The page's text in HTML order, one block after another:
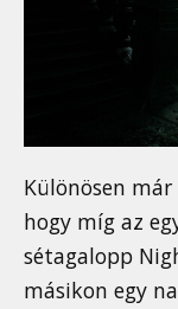
Különösen
hogy míg az
sétagalopp
másikon egy